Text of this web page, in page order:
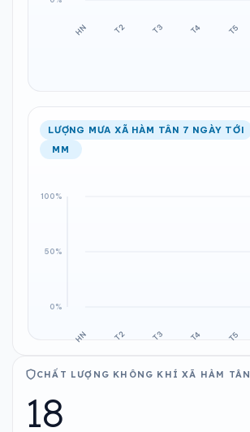
LƯỢNG MƯA XÃ HÀM TÂN 7 NGÀY TỚI
MM
CHẤT LƯỢNG KHÔNG KHÍ XÃ HÀM TÂN
18